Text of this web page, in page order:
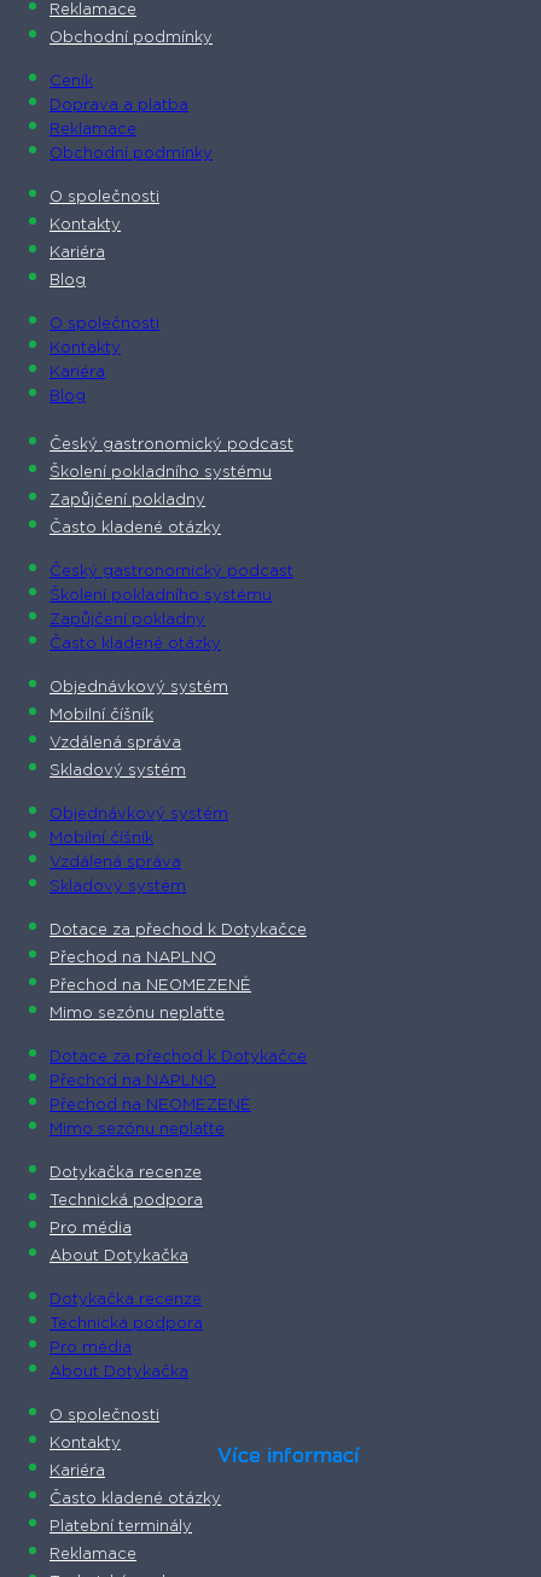
Více informací
Více informací
Více informací
Více informací
Více informací
Více informací
Více informací
Více informací
Reklamace
Obchodní podmínky
Ceník
Doprava a platba
Reklamace
Obchodní podmínky
O společnosti​
Kontakty
Kariéra
Blog
O společnosti​
Kontakty
Kariéra
Blog
Český gastronomický podcast​
Školení pokladního systému
Zapůjčení pokladny
Často kladené otázky
Český gastronomický podcast​
Školení pokladního systému
Zapůjčení pokladny
Často kladené otázky
Objednávkový systém
Mobilní číšník
Vzdálená správa
Skladový systém
Objednávkový systém
Mobilní číšník
Vzdálená správa
Skladový systém
Dotace za přechod k Dotykačce
Přechod na NAPLNO
Přechod na NEOMEZENĚ
Mimo sezónu neplaťte
Dotace za přechod k Dotykačce
Přechod na NAPLNO
Přechod na NEOMEZENĚ
Mimo sezónu neplaťte
Dotykačka recenze
Technická podpora
Pro média
About Dotykačka
Dotykačka recenze
Technická podpora
Pro média
About Dotykačka
O společnosti
Kontakty
Kariéra
Často kladené otázky
Platební terminály
Reklamace